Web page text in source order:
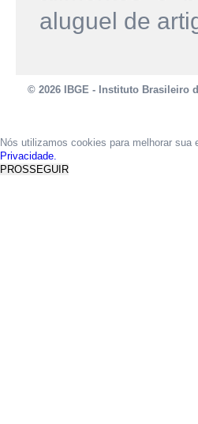
aluguel de
© 2026 IBGE - Instituto Brasileiro
Nós utilizamos cookies para melhorar
Privacidade.
PROSSEGUIR